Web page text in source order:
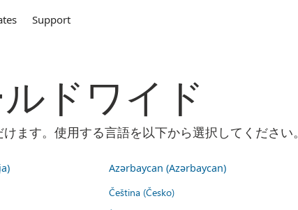
Support
ドワイド
ます。使用する言語を以下から選択してください。
Azərbaycan (Azərbaycan)
Čeština (Česko)